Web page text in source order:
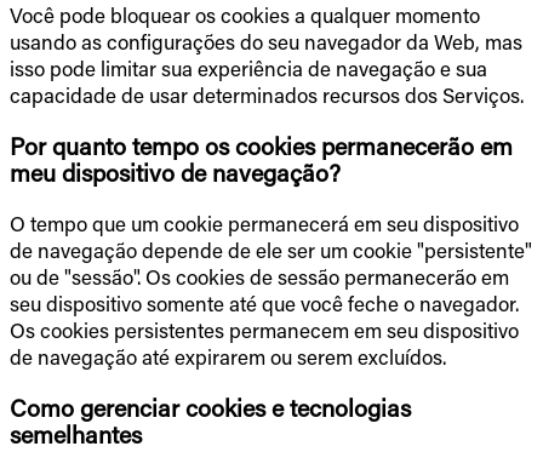
Você pode bloquear os cookies a qualquer momento
usando as configurações do seu navegador da Web, mas
isso pode limitar sua experiência de navegação e sua
capacidade de usar determinados recursos dos Serviços.
Por quanto tempo os cookies permanecerão em
meu dispositivo de navegação?
O tempo que um cookie permanecerá em seu dispositivo
de navegação depende de ele ser um cookie "persistente"
ou de "sessão". Os cookies de sessão permanecerão em
seu dispositivo somente até que você feche o navegador.
Os cookies persistentes permanecem em seu dispositivo
de navegação até expirarem ou serem excluídos.
Como gerenciar cookies e tecnologias
semelhantes